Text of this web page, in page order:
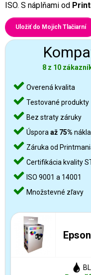
ISO. S náplňami od
Uložiť do Mojich Tlačiarní
8 z 10
Overená kvalita
Testované produkty
Bez straty záruky
Úspora až 75%
Záruka od
Certifikácia kvality
ISO 9001 a 14001
Množstevné zľavy